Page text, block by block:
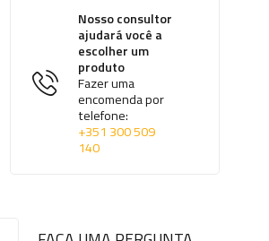
Nosso consultor
ajudará você a
escolher um
produto
Fazer uma
encomenda por
telefone:
+351 300 509
140